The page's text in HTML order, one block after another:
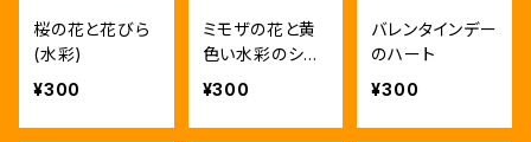
桜の花と花びら
(水彩)
¥300
ミモザの花と黄
色い水彩のシー
ムレスな背景素
¥300
バレンタインデー
のハート
¥300